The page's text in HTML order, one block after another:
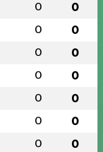
0 0
0 0
0 0
0 0
0 0
0 0
0 0